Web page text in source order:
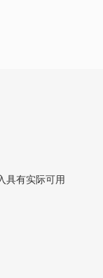
有实际可用